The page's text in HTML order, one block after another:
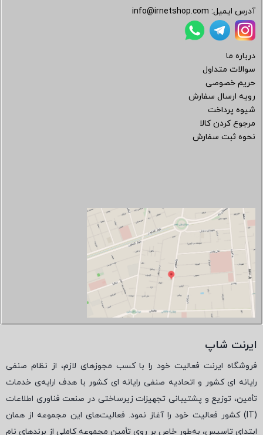
آدرس ایمیل: info@irnetshop.com
درباره ما
سوالات متداول
حریم خصوصی
رویه ارسال سفارش
شیوه پرداخت
مرجوع کردن کالا
نحوه ثبت سفارش
ایرنت شاپ
فروشگاه ایرنت فعالیت خود را با کسب مجوزهای لازم، از نظام صنفی
رایانه ای کشور و اتحادیه صنفی رایانه ای کشور با هدف ارایه‌ی خدمات
تأمین، توزیع و پشتیبانی تجهیزات زیرساختی در صنعت فناوری اطلاعات
(
IT) کشور فعالیت خود را آغاز نمود. فعالیت‌های این مجموعه از همان
ابتدای تاسیس، به‌طور خاص بر روی تأمین مجموعه کاملی از برندهای نام